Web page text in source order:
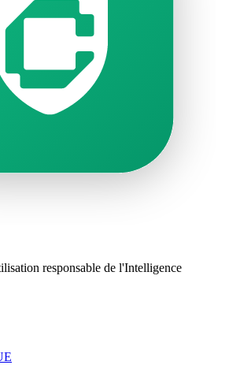
responsable de l'Intelligence